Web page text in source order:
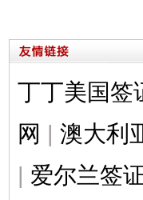
丁丁美国签
网 | 澳大利
| 爱尔兰签